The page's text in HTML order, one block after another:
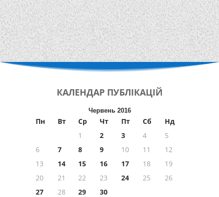
КАЛЕНДАР ПУБЛІКАЦІЙ
Червень 2016
Пн Вт Ср Чт Пт Сб
Нд
1
2 3 4
5
6
7 8 9 10 11
12
13
14 15 16 17 18
19
20
21 22 23 24 25
26
27
28 29
30